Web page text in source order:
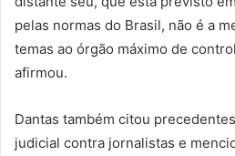
pelas normas do Brasil, não é a
temas ao órgão máximo de
afirmou.
Dantas também citou
judicial contra jornalistas e